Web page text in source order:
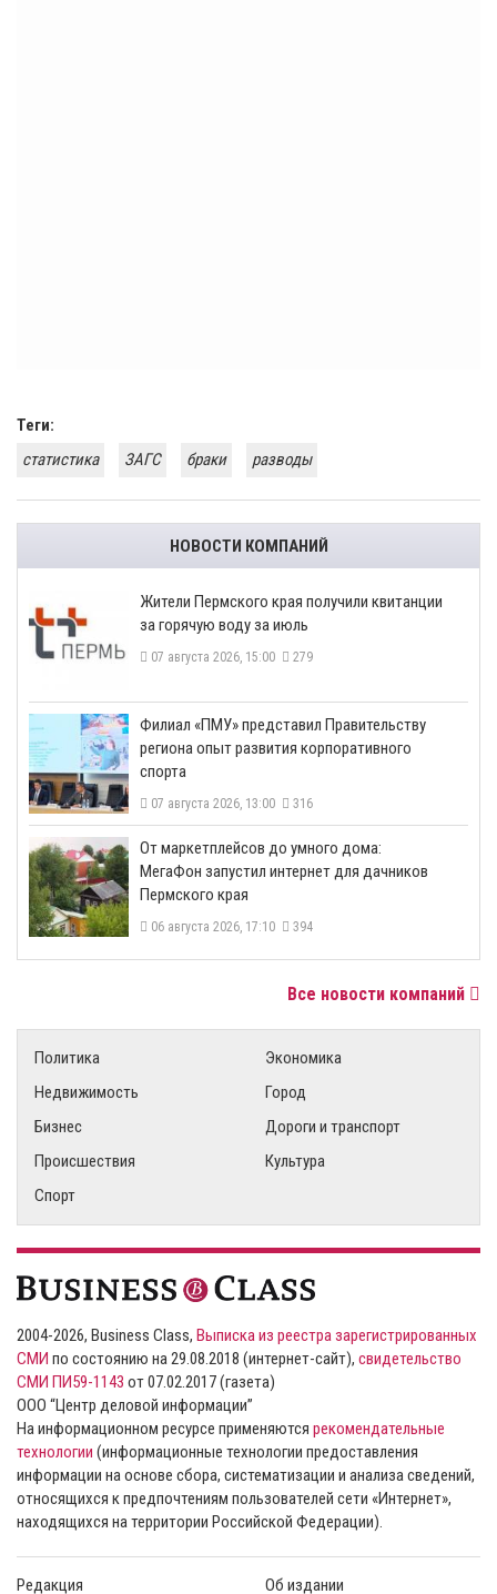
Теги:
статистика
ЗАГС браки разводы
НОВОСТИ КОМПАНИЙ
​Жители Пермского края получили квитанции
за горячую воду за июль
07 августа 2026, 15:00 279
​Филиал «ПМУ» представил Правительству
региона опыт развития корпоративного
спорта
07 августа 2026, 13:00 316
От маркетплейсов до умного дома:
МегаФон запустил интернет для дачников
Пермского края
06 августа 2026, 17:10 394
Все новости компаний
Политика
Экономика
Недвижимость
Город
Бизнес
Дороги и транспорт
Происшествия
Культура
Спорт
2004-2026, Business Class, Выписка из реестра зарегистрированных
СМИ по состоянию на 29.08.2018 (интернет-сайт), свидетельство
СМИ ПИ59-1143 от 07.02.2017 (газета)
ООО “Центр деловой информации”
На информационном ресурсе применяются рекомендательные
технологии (информационные технологии предоставления
информации на основе сбора, систематизации и анализа сведений,
относящихся к предпочтениям пользователей сети «Интернет»,
находящихся на территории Российской Федерации).
Редакция Об издании